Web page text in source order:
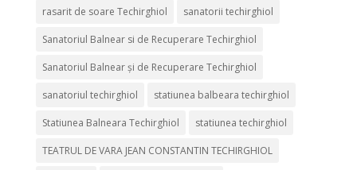
rasarit de soare Techirghiol sanatorii techirghiol
Sanatoriul Balnear si de Recuperare Techirghiol
Sanatoriul Balnear și de Recuperare Techirghiol
sanatoriul techirghiol statiunea balbeara techirghiol
Statiunea Balneara Techirghiol statiunea techirghiol
TEATRUL DE VARA JEAN CONSTANTIN TECHIRGHIOL